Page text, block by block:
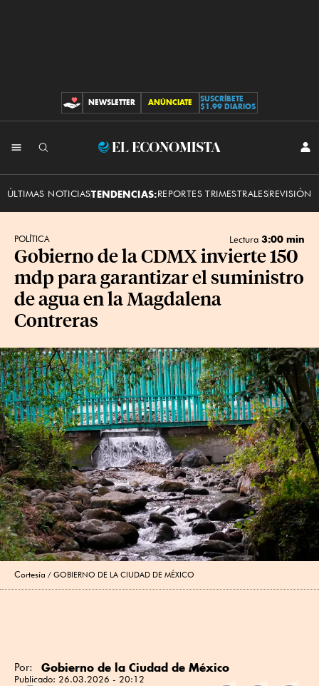
CONTRIBUCIONES
NEWSLETTER ANÚNCIATE
SUSCRÍBETE
$1.99 DIARIOS
El
ÚLTIMAS NOTICIASTENDENCIAS:REPORTES TRIMESTRALESREVISIÓN
POLÍTICA Lectura 3:00 min
Gobierno de la CDMX invierte 150
mdp para garantizar el suministro
de agua en la Magdalena
Contreras
Cortesía GOBIERNO DE LA CIUDAD DE MÉXICO
Por: Gobierno de la Ciudad de México
Publicado: 26.03.2026 - 20:12